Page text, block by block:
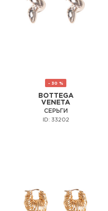
- 30 %
BOTTEGA
VENETA
СЕРЬГИ
ID: 33202